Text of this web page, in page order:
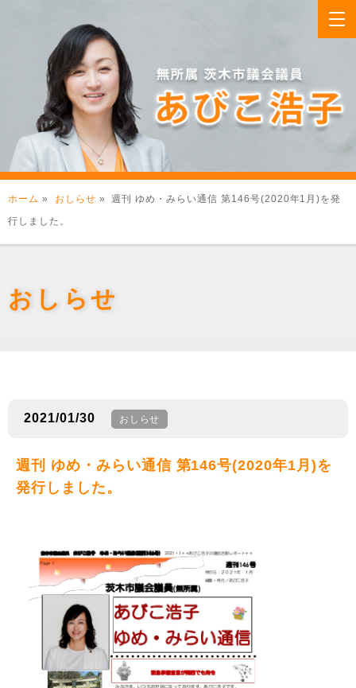
ホーム » おしらせ » 週刊 ゆめ・みらい通信 第146号(2020年1月)を発
行しました。
おしらせ
2021/01/30 おしらせ
週刊 ゆめ・みらい通信 第146号(2020年1月)を
発行しました。